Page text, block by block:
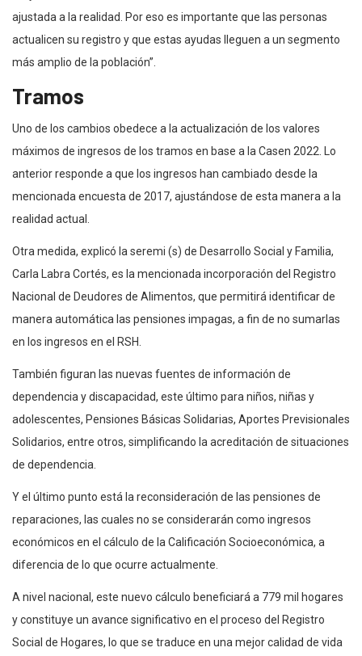
ajustada a la realidad. Por eso es importante que las personas
actualicen su registro y que estas ayudas lleguen a un segmento
más amplio de la población”.
Tramos
Uno de los cambios obedece a la actualización de los valores
máximos de ingresos de los tramos en base a la Casen 2022. Lo
anterior responde a que los ingresos han cambiado desde la
mencionada encuesta de 2017, ajustándose de esta manera a la
realidad actual.
Otra medida, explicó la seremi (s) de Desarrollo Social y Familia,
Carla Labra Cortés, es la mencionada incorporación del Registro
Nacional de Deudores de Alimentos, que permitirá identificar de
manera automática las pensiones impagas, a fin de no sumarlas
en los ingresos en el RSH.
También figuran las nuevas fuentes de información de
dependencia y discapacidad, este último para niños, niñas y
adolescentes, Pensiones Básicas Solidarias, Aportes Previsionales
Solidarios, entre otros, simplificando la acreditación de situaciones
de dependencia.
Y el último punto está la reconsideración de las pensiones de
reparaciones, las cuales no se considerarán como ingresos
económicos en el cálculo de la Calificación Socioeconómica, a
diferencia de lo que ocurre actualmente.
A nivel nacional, este nuevo cálculo beneficiará a 779 mil hogares
y constituye un avance significativo en el proceso del Registro
Social de Hogares, lo que se traduce en una mejor calidad de vida